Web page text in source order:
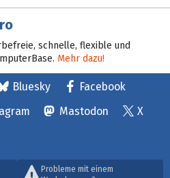
schnelle, flexible und
Mehr dazu!
Bluesky
Facebook
Mastodon
X
Probleme mit einem